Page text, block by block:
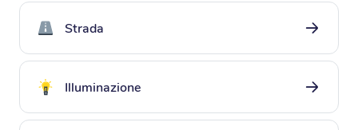
strada
illuminazione